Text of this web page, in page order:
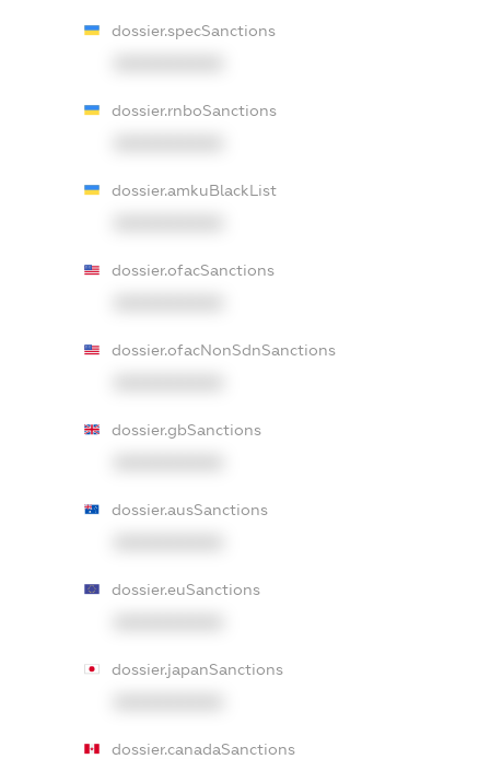
dossier.specSanctions
dossier.rnboSanctions
dossier.amkuBlackList
dossier.ofacSanctions
dossier.ofacNonSdnSanctions
dossier.gbSanctions
dossier.ausSanctions
dossier.euSanctions
dossier.japanSanctions
dossier.canadaSanctions